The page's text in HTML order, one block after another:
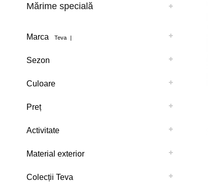
Mărime specială
Marca Teva |
Sezon
Culoare
Preț
Activitate
Material exterior
Colecții Teva